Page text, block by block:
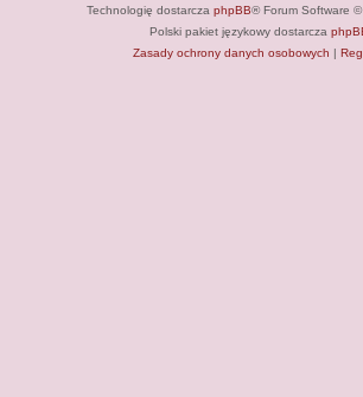
Technologię dostarcza phpBB® Forum Software
Polski pakiet językowy dostarcza
Zasady ochrony danych osobowych |